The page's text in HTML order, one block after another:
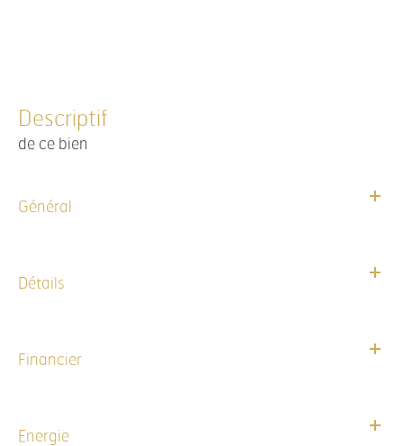
descriptif
de ce bien
Général
Détails
Financier
Energie